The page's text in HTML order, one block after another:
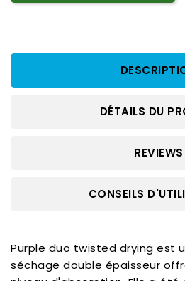
DÉTAILS DU
REVIEWS
CONSEILS
Purple duo twisted drying est
séchage double épaisseur